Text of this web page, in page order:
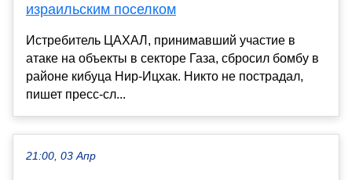
израильским поселком
Истребитель ЦАХАЛ, принимавший участие в
атаке на объекты в секторе Газа, сбросил бомбу в
районе кибуца Нир-Ицхак. Никто не пострадал,
пишет пресс-сл...
21:00, 03 Апр